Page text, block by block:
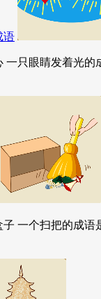
语
一只眼睛发着光
一个扫把的成